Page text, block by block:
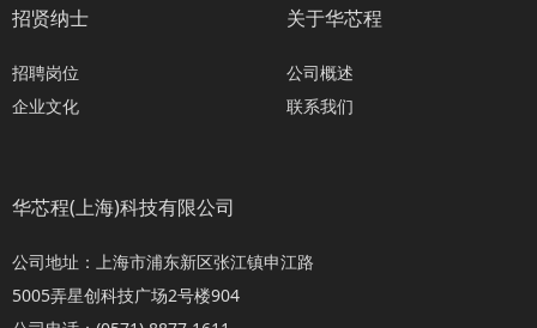
招贤纳士
招聘岗位
企业文化
关于华芯程
公司概述
联系我们
华芯程(上海)科技有限公司
公司地址：上海市浦东新区张江镇申江路
5005弄星创科技广场2号楼904